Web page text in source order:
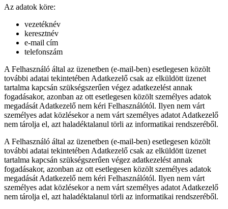
Az adatok köre:
vezetéknév
keresztnév
e-mail cím
telefonszám
A Felhasználó által az üzenetben (e-mail-ben) esetlegesen közölt
további adatai tekintetében Adatkezelő csak az elküldött üzenet
tartalma kapcsán szükségszerűen végez adatkezelést annak
fogadásakor, azonban az ott esetlegesen közölt személyes adatok
megadását Adatkezelő nem kéri Felhasználótól. Ilyen nem várt
személyes adat közlésekor a nem várt személyes adatot Adatkezelő
nem tárolja el, azt haladéktalanul törli az informatikai rendszeréből.
A Felhasználó által az üzenetben (e-mail-ben) esetlegesen közölt
további adatai tekintetében Adatkezelő csak az elküldött üzenet
tartalma kapcsán szükségszerűen végez adatkezelést annak
fogadásakor, azonban az ott esetlegesen közölt személyes adatok
megadását Adatkezelő nem kéri Felhasználótól. Ilyen nem várt
személyes adat közlésekor a nem várt személyes adatot Adatkezelő
nem tárolja el, azt haladéktalanul törli az informatikai rendszeréből.